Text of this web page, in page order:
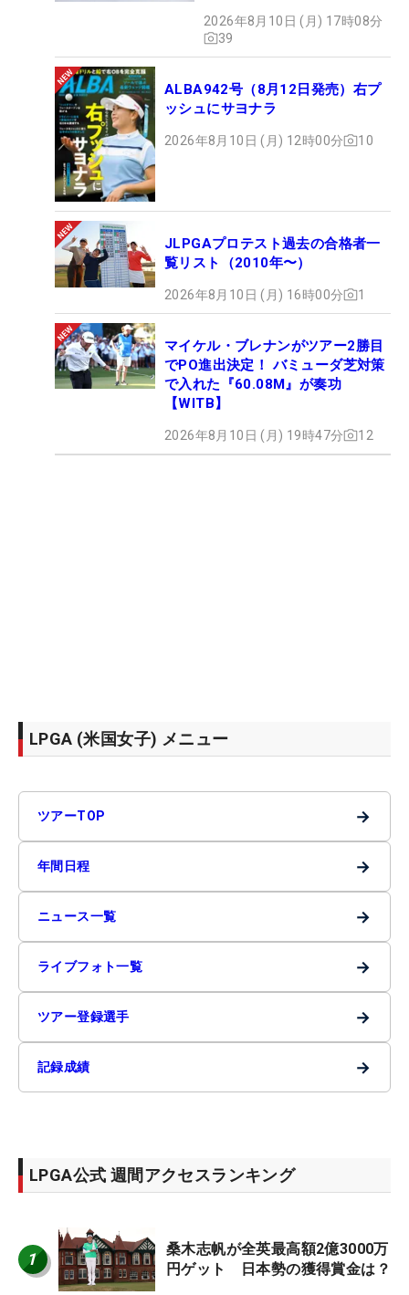
#ギアカタログ2026
2026年8月10日 (月) 17時08分
39
ALBA942号（8月12日発売）右プ
ッシュにサヨナラ
2026年8月10日 (月) 12時00分 10
JLPGAプロテスト過去の合格者一
覧リスト（2010年〜）
2026年8月10日 (月) 16時00分 1
マイケル・ブレナンがツアー2勝目
でPO進出決定！ バミューダ芝対策
で入れた『60.08M』が奏功
【WITB】
2026年8月10日 (月) 19時47分 12
LPGA (米国女子) メニュー
ツアーTOP →
年間日程 →
ニュース一覧 →
ライブフォト一覧 →
ツアー登録選手 →
記録成績 →
LPGA公式 週間アクセスランキング
1
桑木志帆が全英最高額2億3000万
円ゲット 日本勢の獲得賞金は？